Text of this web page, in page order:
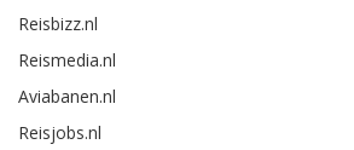
Reisbizz.nl
Reismedia.nl
Aviabanen.nl
Reisjobs.nl